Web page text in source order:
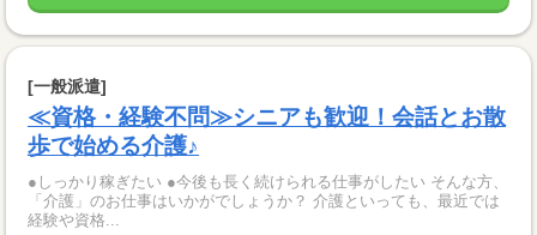
[一般派遣]
≪資格・経験不問≫シニアも歓迎！会話とお散
歩で始める介護♪
●しっかり稼ぎたい ●今後も長く続けられる仕事がしたい そんな方、
「介護」のお仕事はいかがでしょうか？ 介護といっても、最近では
経験や資格...